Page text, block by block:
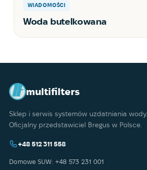
WIADOMOŚCI
Woda butelkowana
multifilters
Sklep i serwis systemów uzdatniania wody.
Oficjalny przedstawiciel Bregus w Polsce.
+48 512 311 558
Domowe SUW: +48 573 231 001